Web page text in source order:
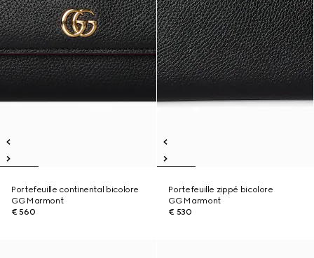
Portefeuille continental bicolore
GG Marmont
€ 560
Portefeuille zippé bicolore
GG Marmont
€ 530